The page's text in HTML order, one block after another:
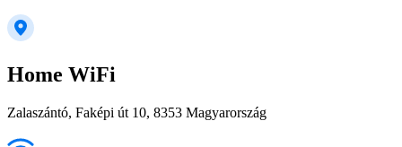
Home WiFi
Zalaszántó, Faképi út 10, 8353 Magyarország